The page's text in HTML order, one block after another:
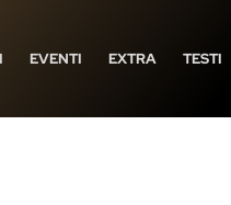
EVENTI EXTRA TESTI